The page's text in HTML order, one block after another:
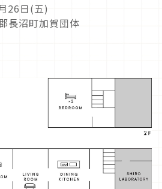
26日(五)
長沼町加賀団体